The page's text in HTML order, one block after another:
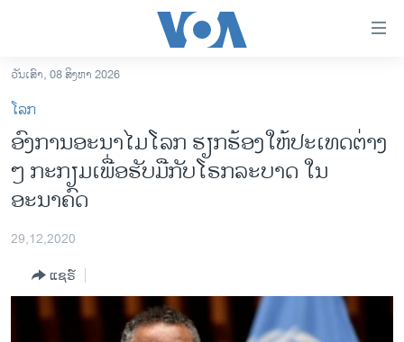
ເຂົ້າ
ຫາ
ຂ້າມ
ຂ້າມ
ຂ້າມ
ໄປ
ຫາ
ຊອກ
ລາວ
ອາເມຣິກາ
ການເລືອກຕັ້ງ ປະທານາທີບໍດີ ສະຫະລັດ 2024
ອິດສະຫຼະພາບດ້ານການຂ່າວ
ວັນເສົາ, 08 ສິງຫາ 2026
ໂລກ
ອົງການອະນາໄມໂລກ ຮຽກຮ້ອງໃຫ້ປະເທດຕ່າງ
ໆ ກະກຽມເພື່ອຮັບມືກັບໂຣກລະບາດ ໃນ
ອະນາຄົດ
29,12,2020
ແຊຣ໌